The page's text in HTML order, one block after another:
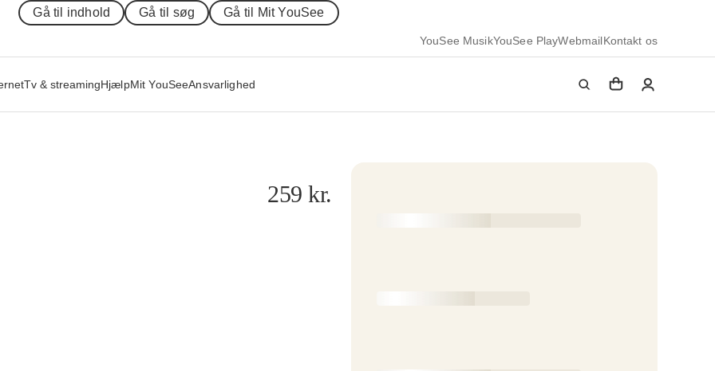
Gå til indhold Gå til søg Gå til Mit YouSee
YouSee MusikYouSee PlayWebmailKontakt os
Tv & streamingHjælpMit YouSeeAnsvarlighed
259kr.